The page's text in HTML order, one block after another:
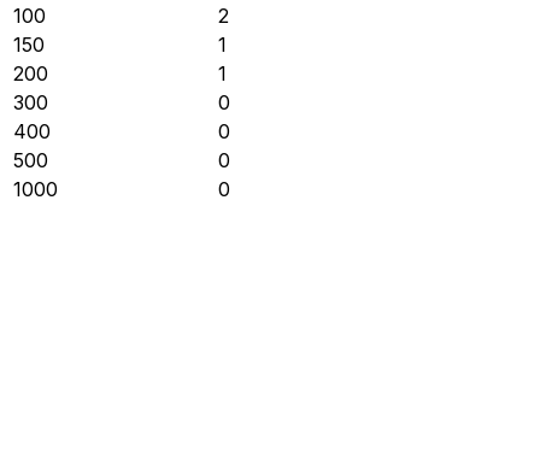
100
2
150
1
200
1
300
0
400
0
500
0
1000
0